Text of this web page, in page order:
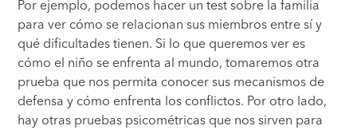
Por ejemplo, podemos hacer un test sobre la familia
para ver cómo se relacionan sus miembros entre sí y
qué dificultades tienen. Si lo que queremos ver es
cómo el niño se enfrenta al mundo, tomaremos otra
prueba que nos permita conocer sus mecanismos de
defensa y cómo enfrenta los conflictos. Por otro lado,
hay otras pruebas psicométricas que nos sirven para